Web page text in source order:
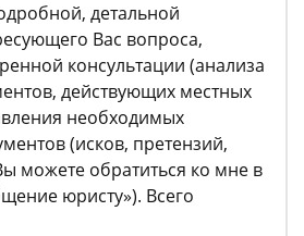
детальной
Вас вопроса,
консультации (анализа
действующих местных
необходимых
(исков, претензий,
можете обратиться ко мне в
юристу»). Всего